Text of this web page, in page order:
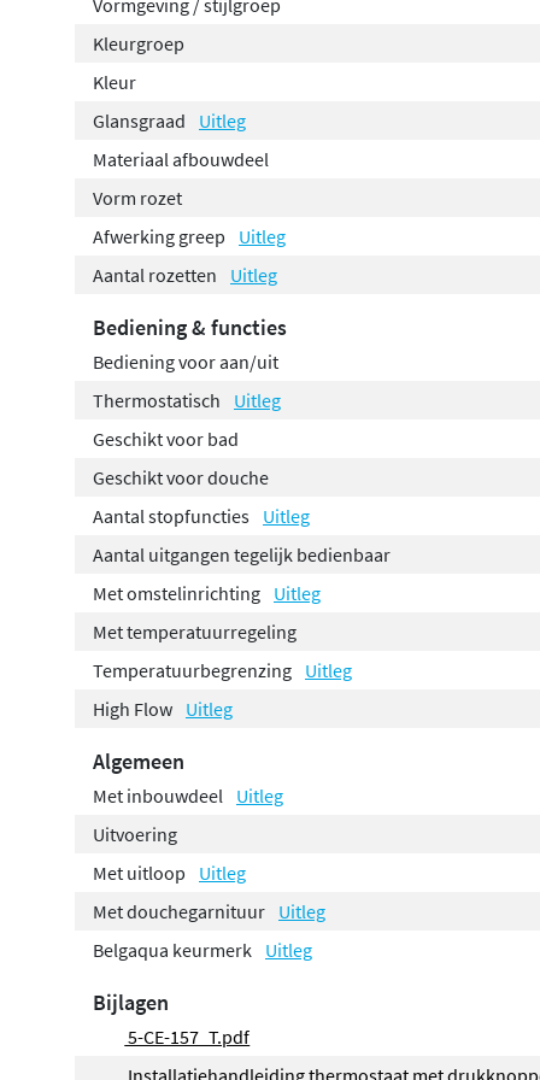
Kleurgroep
Kleur
Glansgraad
Uitleg
Materiaal afbouwdeel
Vorm rozet
Afwerking greep
Uitleg
Aantal rozetten
Uitleg
Bediening & functies
Bediening voor aan/uit
Thermostatisch
Uitleg
Geschikt voor bad
Geschikt voor douche
Aantal stopfuncties Uitleg
Aantal uitgangen tegelijk bedienbaar
Met omstelinrichting Uitleg
Met temperatuurregeling
Temperatuurbegrenzing Uitleg
High Flow Uitleg
Algemeen
Met inbouwdeel
Uitleg
Uitvoering
Met uitloop
Uitleg
Met douchegarnituur Uitleg
Belgaqua keurmerk Uitleg
Bijlagen
5-CE-157_T.pdf
Installatiehandleiding thermostaat met